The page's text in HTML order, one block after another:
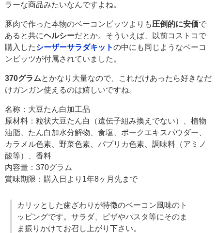
ラーな商品みたいなんですよね。
豚肉で作った本物のベーコンビッツよりも圧倒的に安価で
あると共にヘルシーだとか。そういえば、以前コストコで
購入したシーザーサラダキットの中にも同じようなベーコ
ンビッツが付属されていました。
370グラムとかなり大量なので、これだけあったら好きなだ
けガンガン使えるのは嬉しいですね。
名称：大豆たん白加工品
原材料：粒状大豆たん白（遺伝子組み換えでない）、植物
油脂、たん白加水分解物、食塩、ポークエキスパウダー、
カラメル色素、野菜色素、パプリカ色素、調味料（アミノ
酸等）、香料
内容量：370グラム
賞味期限：購入日より1年8ヶ月先まで
カリッとした歯ざわりが特徴のベーコン風味のト
ッピングです。サラダ、ピザやパスタ等にそのま
ま振りかけてお召し上がり下さい。